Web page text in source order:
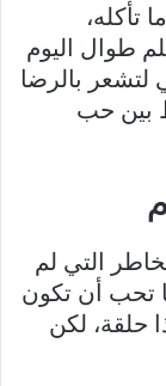
تأكله،
طوال اليوم
بالرضا
بين حب
التي لم
تحب أن تكون
حلقة، لكن